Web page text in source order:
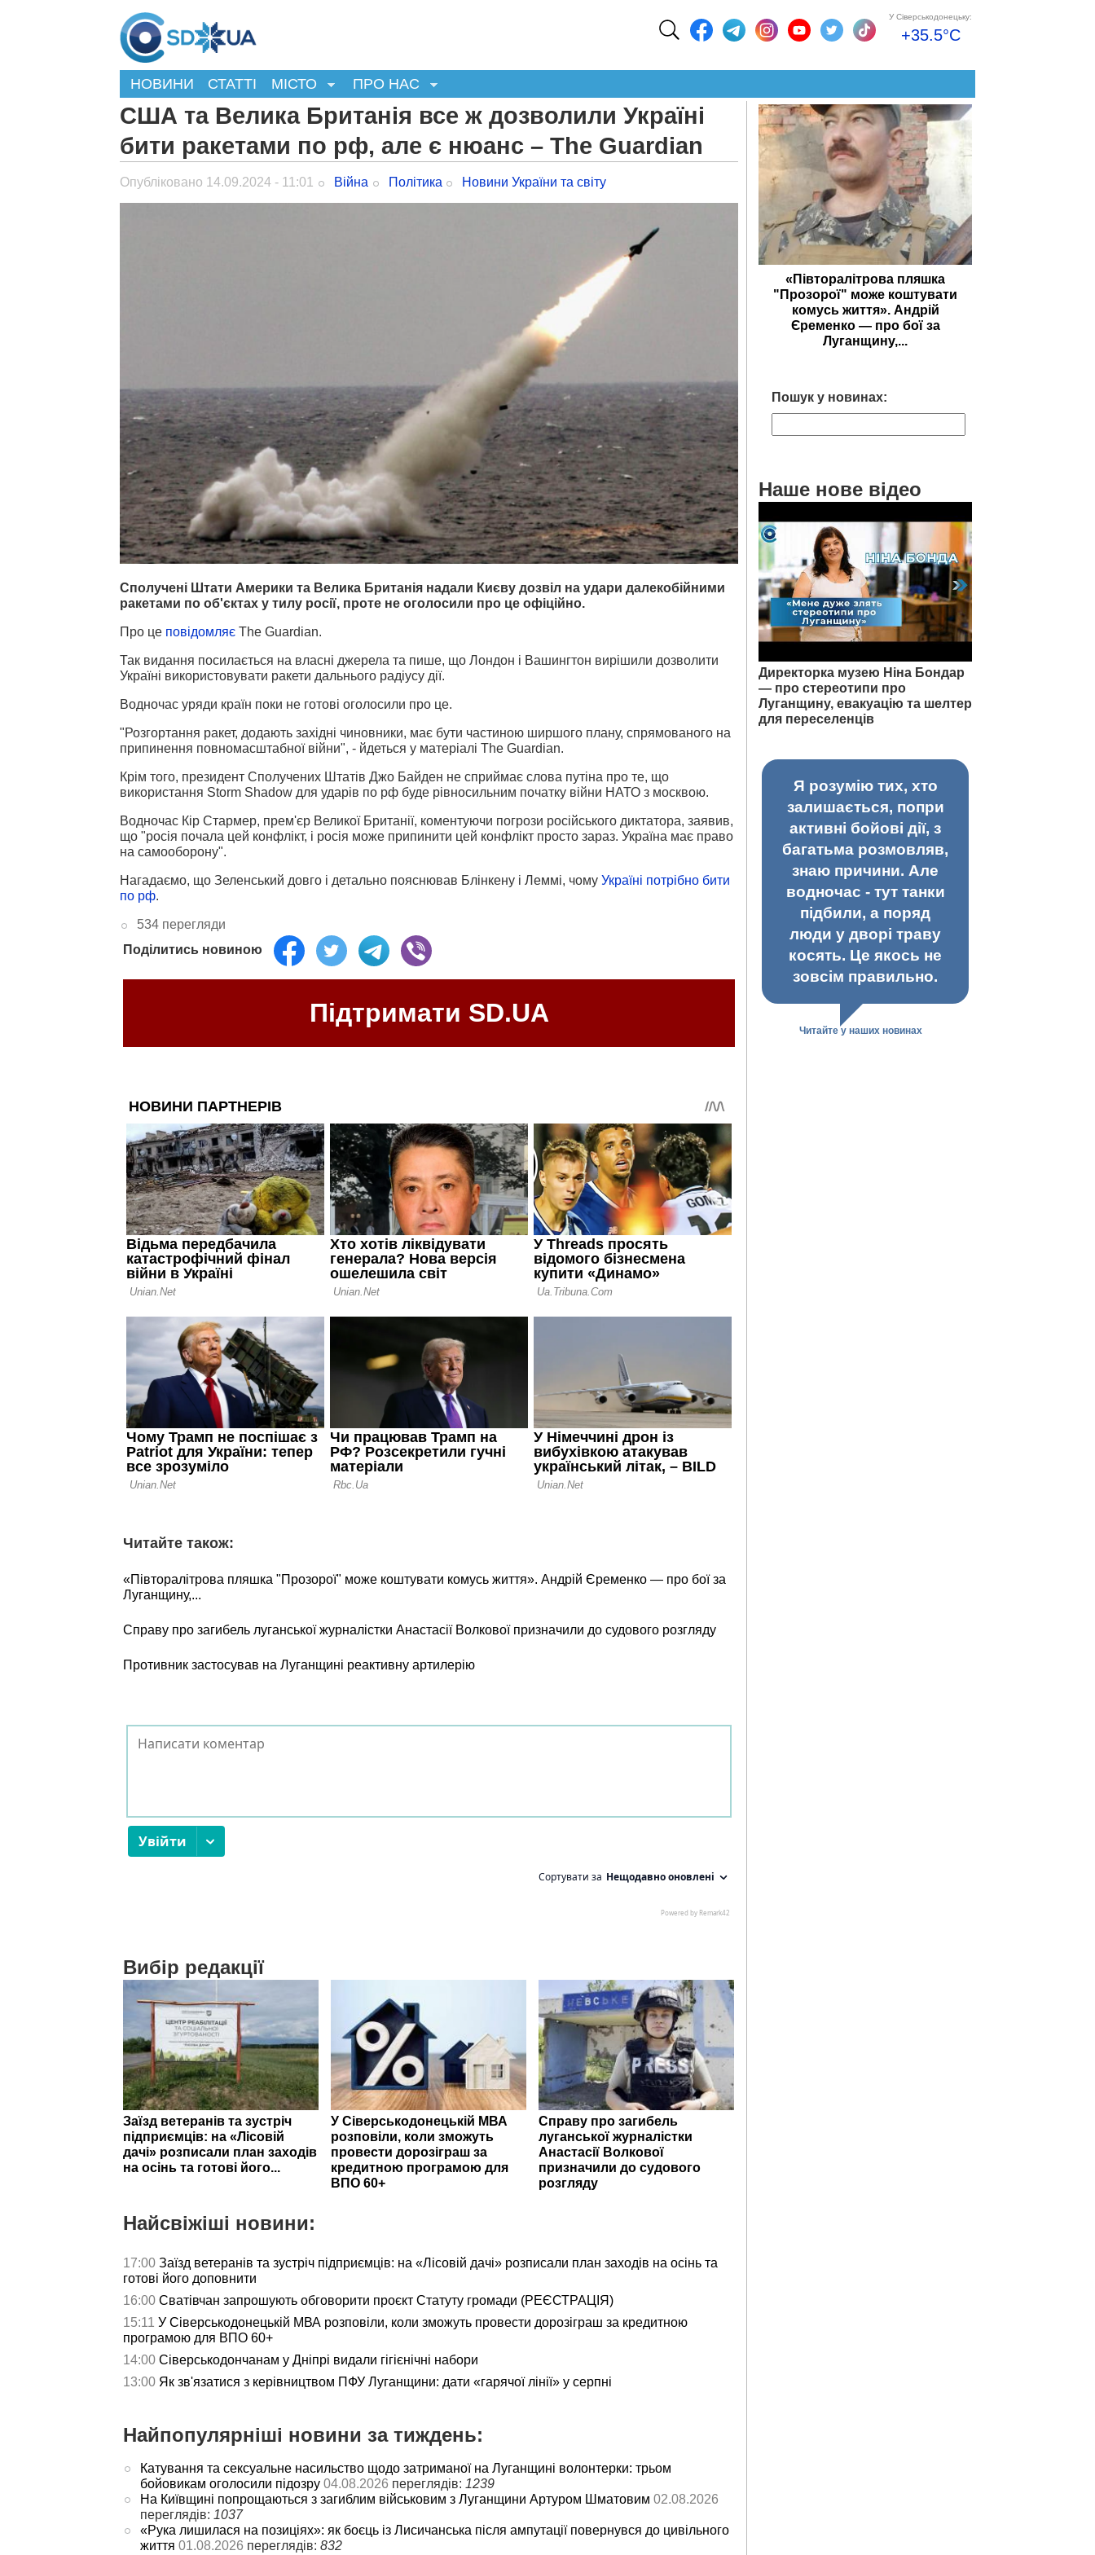
У Сіверськодонецьку:
+35.5°C
НОВИНИ СТАТТІ МІСТО ПРО НАС
США та Велика Британія все ж дозволили Україні
бити ракетами по рф, але є нюанс – The Guardian
Опубліковано 14.09.2024 - 11:01 Війна Політика Новини України та світу
Сполучені Штати Америки та Велика Британія надали Києву дозвіл на удари далекобійними
ракетами по об'єктах у тилу росії, проте не оголосили про це офіційно.
Про це повідомляє The Guardian.
Так видання посилається на власні джерела та пише, що Лондон і Вашингтон вирішили дозволити
Україні використовувати ракети дальнього радіусу дії.
Водночас уряди країн поки не готові оголосили про це.
"Розгортання ракет, додають західні чиновники, має бути частиною ширшого плану, спрямованого на
припинення повномасштабної війни", - йдеться у матеріалі The Guardian.
Крім того, президент Сполучених Штатів Джо Байден не сприймає слова путіна про те, що
використання Storm Shadow для ударів по рф буде рівносильним початку війни НАТО з москвою.
Водночас Кір Стармер, прем'єр Великої Британії, коментуючи погрози російського диктатора, заявив,
що "росія почала цей конфлікт, і росія може припинити цей конфлікт просто зараз. Україна має право
на самооборону".
Нагадаємо, що Зеленський довго і детально пояснював Блінкену і Леммі, чому Україні потрібно бити
по рф.
534 перегляди
Поділитись новиною
Підтримати SD.UA
Читайте також:
«Півторалітрова пляшка "Прозорої" може коштувати комусь життя». Андрій Єременко — про бої за
Луганщину,...
Справу про загибель луганської журналістки Анастасії Волкової призначили до судового розгляду
Противник застосував на Луганщині реактивну артилерію
Вибір редакції
Заїзд ветеранів та зустріч
підприємців: на «Лісовій
дачі» розписали план заходів
на осінь та готові його...
У Сіверськодонецькій МВА
розповіли, коли зможуть
провести дорозіграш за
кредитною програмою для
ВПО 60+
Справу про загибель
луганської журналістки
Анастасії Волкової
призначили до судового
розгляду
Найсвіжіші новини:
17:00 Заїзд ветеранів та зустріч підприємців: на «Лісовій дачі» розписали план заходів на осінь та
готові його доповнити
16:00 Сватівчан запрошують обговорити проєкт Статуту громади (РЕЄСТРАЦІЯ)
15:11 У Сіверськодонецькій МВА розповіли, коли зможуть провести дорозіграш за кредитною
програмою для ВПО 60+
14:00 Сіверськодончанам у Дніпрі видали гігієнічні набори
13:00 Як зв'язатися з керівництвом ПФУ Луганщини: дати «гарячої лінії» у серпні
Найпопулярніші новини за тиждень:
Катування та сексуальне насильство щодо затриманої на Луганщині волонтерки: трьом
бойовикам оголосили підозру 04.08.2026 переглядів: 1239
На Київщині попрощаються з загиблим військовим з Луганщини Артуром Шматовим 02.08.2026
переглядів: 1037
«Рука лишилася на позиціях»: як боєць із Лисичанська після ампутації повернувся до цивільного
життя 01.08.2026 переглядів: 832
«Півторалітрова пляшка
"Прозорої" може коштувати
комусь життя». Андрій
Єременко — про бої за
Луганщину,...
Пошук у новинах:
Наше нове відео
Директорка музею Ніна Бондар
— про стереотипи про
Луганщину, евакуацію та шелтер
для переселенців
Я розумію тих, хто
залишається, попри
активні бойові дії, з
багатьма розмовляв,
знаю причини. Але
водночас - тут танки
підбили, а поряд
люди у дворі траву
косять. Це якось не
зовсім правильно.
Читайте у наших новинах